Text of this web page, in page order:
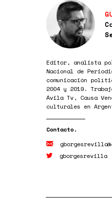
Editor, analista
Nacional de
comunicación
2004 y 2019.
Ávila Tv, Causa
culturales en
gborgesrevilla